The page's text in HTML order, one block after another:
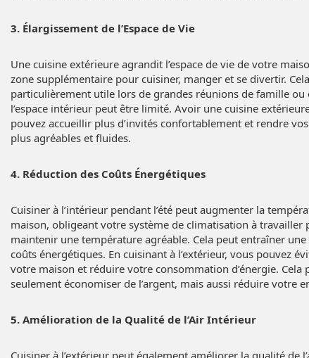
3. Élargissement de l’Espace de Vie
Une cuisine extérieure agrandit l’espace de vie de votre
zone supplémentaire pour cuisiner, manger et se divertir.
particulièrement utile lors de grandes réunions de famille ou
l’espace intérieur peut être limité. Avoir une cuisine
pouvez accueillir plus d’invités confortablement et rendre
plus agréables et fluides.
4. Réduction des Coûts Énergétiques
Cuisiner à l’intérieur pendant l’été peut augmenter la
maison, obligeant votre système de climatisation à travailler
maintenir une température agréable. Cela peut entraîner
coûts énergétiques. En cuisinant à l’extérieur, vous pouvez
votre maison et réduire votre consommation d’énergie. Cela
seulement économiser de l’argent, mais aussi réduire votre
5. Amélioration de la Qualité de l’Air Intérieur
Cuisiner à l’extérieur peut également améliorer la qualité de